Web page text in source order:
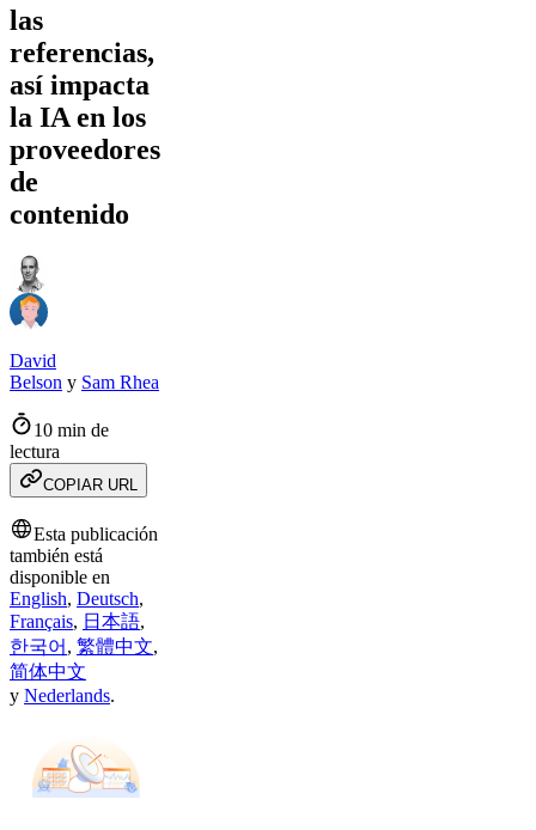
las
referencias,
así impacta
la IA en los
proveedores
de
contenido
David
Belson y Sam Rhea
10 min de
lectura
COPIAR URL
Esta publicación
también está
disponible en
English, Deutsch,
Français, 日本語,
한국어 , 繁體中文,
简体中文
y Nederlands.